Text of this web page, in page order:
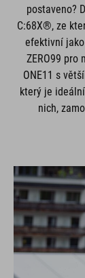
postaveno?
C:68X®, ze
efektivní
ZERO99 pro
ONE11 s
který je
nich,